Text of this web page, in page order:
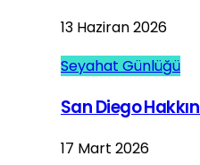
13 Haziran 2026
Seyahat Günlüğü
San Diego
17 Mart 2026